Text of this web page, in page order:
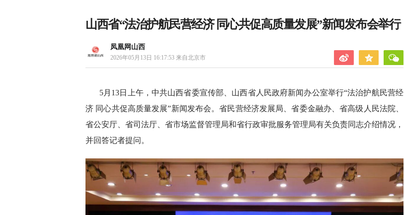
山西省“法治护航民营经济 同心共促高质量发展”新闻发布会举行
凤凰网山西
2026年05月13日 16:17:53 来自北京市
5月13日上午，中共山西省委宣传部、山西省人民政府新闻办公室举行“法治护航民营经
济 同心共促高质量发展”新闻发布会。省民营经济发展局、省委金融办、省高级人民法院、
省公安厅、省司法厅、省市场监督管理局和省行政审批服务管理局有关负责同志介绍情况，
并回答记者提问。